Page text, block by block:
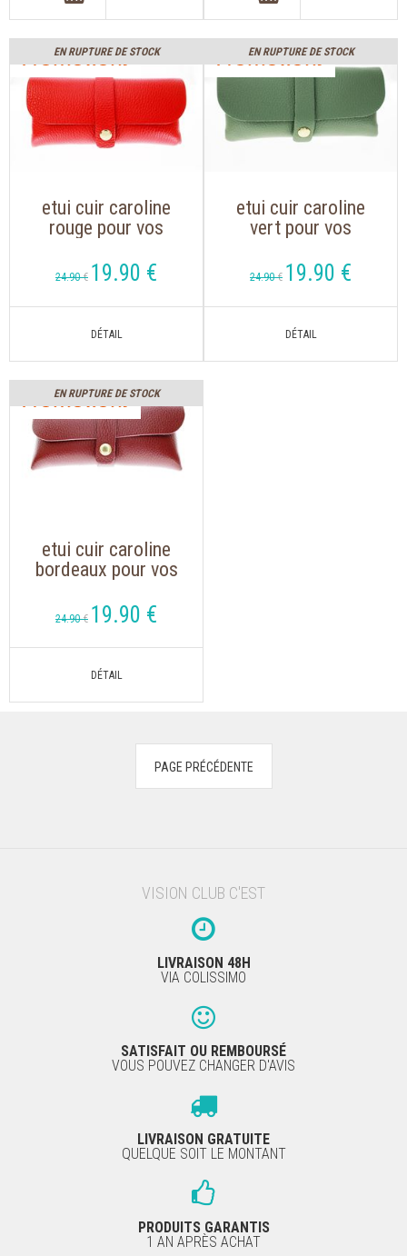
etui cuir caroline
rouge pour vos
lunette de soleil
24.90 € 19.90 €
EN RUPTURE DE STOCK
etui cuir caroline
vert pour vos
lunette de soleil
24.90 € 19.90 €
EN RUPTURE DE STOCK
etui cuir caroline
bordeaux pour vos
lunette de soleil
24.90 € 19.90 €
EN RUPTURE DE STOCK
VISION CLUB C'EST
LIVRAISON 48H
VIA COLISSIMO
SATISFAIT OU REMBOURSÉ
VOUS POUVEZ CHANGER D'AVIS
LIVRAISON GRATUITE
QUELQUE SOIT LE MONTANT
PRODUITS GARANTIS
1 AN APRÈS ACHAT